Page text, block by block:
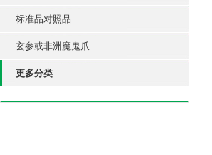
标准品对照品
玄参或非洲魔鬼爪
更多分类